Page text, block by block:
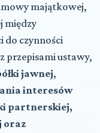
majątkowej,
między
do czynności
przepisami ustawy,
jawnej,
interesów
partnerskiej,
oraz